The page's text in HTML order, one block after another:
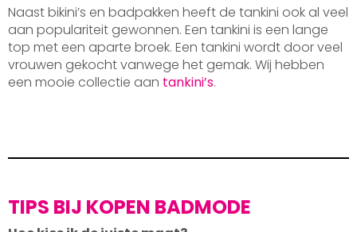
Naast bikini’s en badpakken heeft de tankini ook al veel
aan populariteit gewonnen. Een tankini is een lange
top met een aparte broek. Een tankini wordt door veel
vrouwen gekocht vanwege het gemak. Wij hebben
een mooie collectie aan tankini’s.
TIPS BIJ KOPEN BADMODE